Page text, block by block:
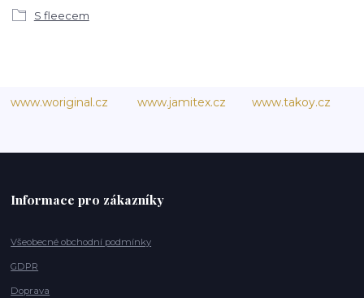
S fleecem
www.woriginal.cz www.jamitex.cz www.takoy.cz
Informace pro zákazníky
Všeobecné obchodní podmínky
GDPR
Doprava